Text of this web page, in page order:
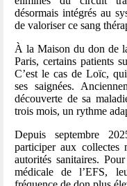
désormais intégrés au
de valoriser ce sang
À la Maison du don de
Paris, certains patients
C’est le cas de Loïc,
ses saignées.
découverte de sa
trois mois, un rythme
Depuis septembre
participer aux collectes
autorités sanitaires.
médicale de l’EFS,